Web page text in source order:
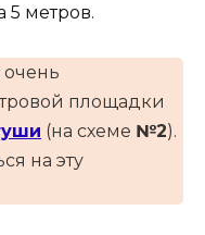
5 метров.
площадки
(на схеме №2).
на эту